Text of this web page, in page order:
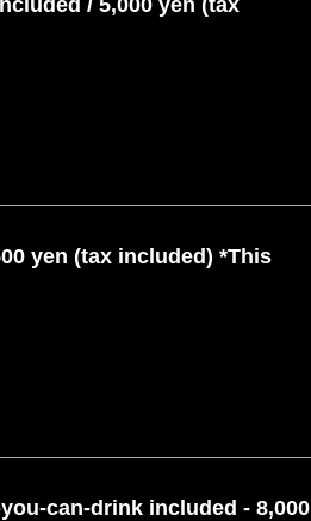
/ 5,000 yen (tax
yen (tax included) *This
can-drink included - 8,000